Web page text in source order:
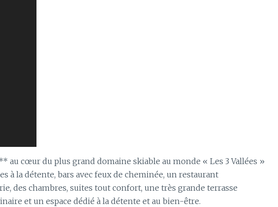
au cœur du plus grand domaine skiable au monde « Les 3 Vallées »
à la détente, bars avec feux de cheminée, un restaurant
des chambres, suites tout confort, une très grande terrasse
et un espace dédié à la détente et au bien-être.